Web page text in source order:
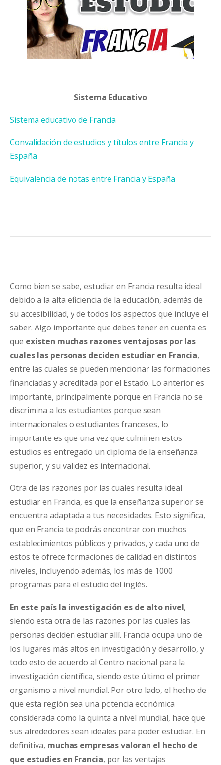
Sistema Educativo
Sistema educativo de Francia
Convalidación de estudios y títulos entre Francia y
España
Equivalencia de notas entre Francia y España
Como bien se sabe, estudiar en Francia resulta ideal
debido a la alta eficiencia de la educación, además de
su accesibilidad, y de todos los aspectos que incluye el
saber. Algo importante que debes tener en cuenta es
que existen muchas razones ventajosas por las
cuales las personas deciden estudiar en Francia,
entre las cuales se pueden mencionar las formaciones
financiadas y acreditada por el Estado. Lo anterior es
importante, principalmente porque en Francia no se
discrimina a los estudiantes porque sean
internacionales o estudiantes franceses, lo
importante es que una vez que culminen estos
estudios es entregado un diploma de la enseñanza
superior, y su validez es internacional.
Otra de las razones por las cuales resulta ideal
estudiar en Francia, es que la enseñanza superior se
encuentra adaptada a tus necesidades. Esto significa,
que en Francia te podrás encontrar con muchos
establecimientos públicos y privados, y cada uno de
estos te ofrece formaciones de calidad en distintos
niveles, incluyendo además, los más de 1000
programas para el estudio del inglés.
En este país la investigación es de alto nivel,
siendo esta otra de las razones por las cuales las
personas deciden estudiar allí. Francia ocupa uno de
los lugares más altos en investigación y desarrollo, y
todo esto de acuerdo al Centro nacional para la
investigación científica, siendo este último el primer
organismo a nivel mundial. Por otro lado, el hecho de
que esta región sea una potencia económica
considerada como la quinta a nivel mundial, hace que
sus alrededores sean ideales para poder estudiar. En
definitiva, muchas empresas valoran el hecho de
que estudies en Francia, por las ventajas